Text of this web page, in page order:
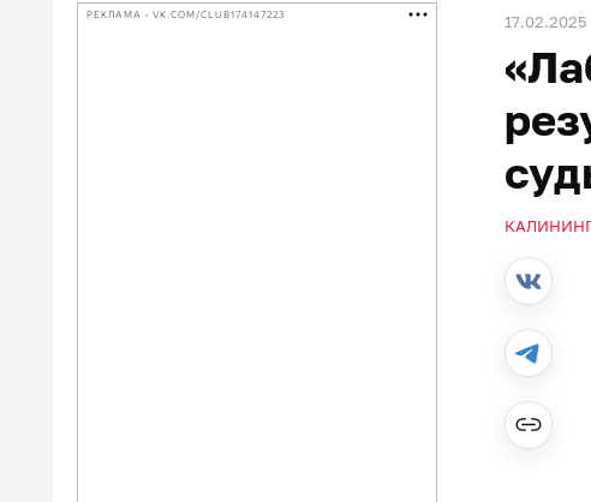
РЕКЛАМА • VK.COM/CLUB174147223 17.02.2025